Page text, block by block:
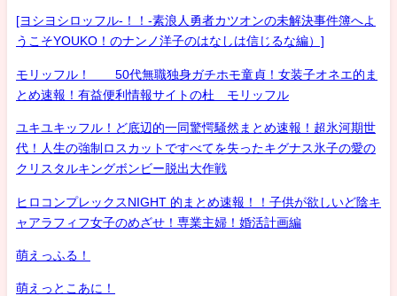
[ヨシヨシロッフル-！！-素浪人勇者カツオンの未解決事件簿へよ
うこそYOUKO！のナンノ洋子のはなしは信じるな編）]
モリッフル！ 50代無職独身ガチホモ童貞！女装子オネエ的ま
とめ速報！有益便利情報サイトの杜 モリッフル
ユキユキッフル！ど底辺的一同驚愕騒然まとめ速報！超氷河期世
代！人生の強制ロスカットですべてを失ったキグナス氷子の愛の
クリスタルキングボンビー脱出大作戦
ヒロコンプレックスNIGHT 的まとめ速報！！子供が欲しいど陰キ
ャアラフィフ女子のめざせ！専業主婦！婚活計画編
萌えっふる！
萌えっとこあに！